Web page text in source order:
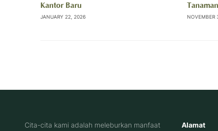
Kantor Baru
JANUARY 22, 2026 NOVEMBER
Cita-cita kami adalah meleburkan manfaat
Alamat